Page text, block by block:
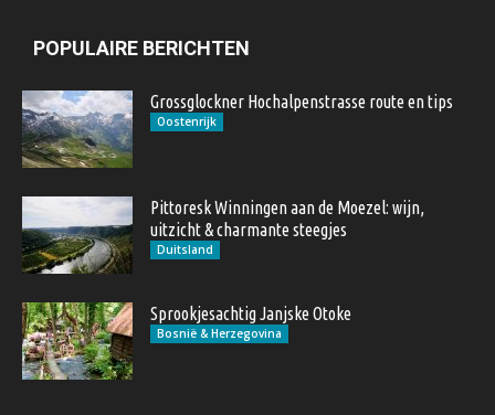
POPULAIRE BERICHTEN
Grossglockner Hochalpenstrasse route en tips
Oostenrijk
Pittoresk Winningen aan de Moezel: wijn,
uitzicht & charmante steegjes
Duitsland
Sprookjesachtig Janjske Otoke
Bosnië & Herzegovina